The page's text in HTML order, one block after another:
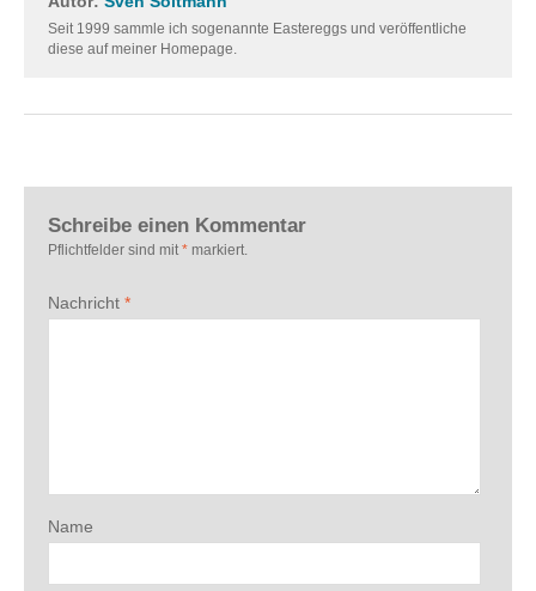
Seit 1999 sammle ich sogenannte Eastereggs und veröffentliche
diese auf meiner Homepage.
Schreibe einen Kommentar
Pflichtfelder sind mit * markiert.
Nachricht *
Name